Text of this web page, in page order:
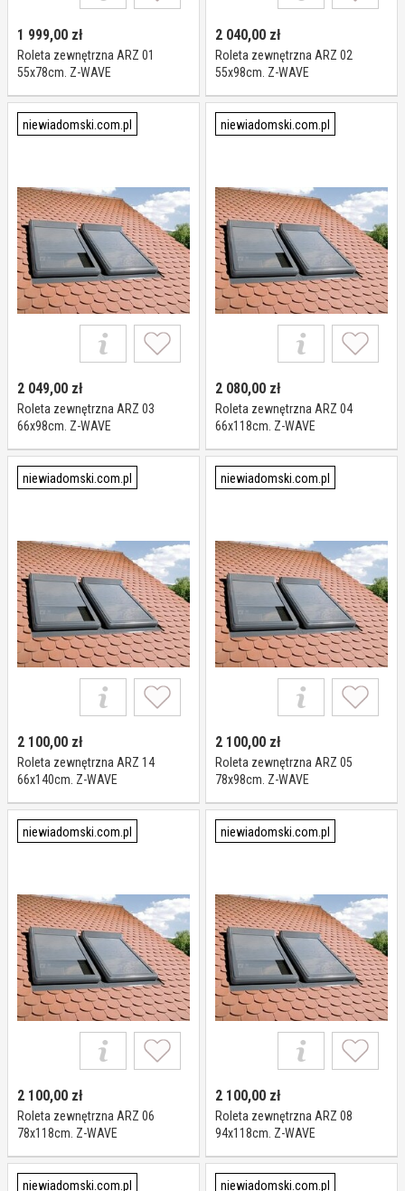
1 999,00 zł
Roleta zewnętrzna ARZ 01
55x78cm. Z-WAVE
2 040,00 zł
Roleta zewnętrzna ARZ 02
55x98cm. Z-WAVE
niewiadomski.com.pl
2 049,00 zł
Roleta zewnętrzna ARZ 03
66x98cm. Z-WAVE
niewiadomski.com.pl
2 080,00 zł
Roleta zewnętrzna ARZ 04
66x118cm. Z-WAVE
niewiadomski.com.pl
2 100,00 zł
Roleta zewnętrzna ARZ 14
66x140cm. Z-WAVE
niewiadomski.com.pl
2 100,00 zł
Roleta zewnętrzna ARZ 05
78x98cm. Z-WAVE
niewiadomski.com.pl
2 100,00 zł
Roleta zewnętrzna ARZ 06
78x118cm. Z-WAVE
niewiadomski.com.pl
2 100,00 zł
Roleta zewnętrzna ARZ 08
94x118cm. Z-WAVE
niewiadomski.com.pl niewiadomski.com.pl